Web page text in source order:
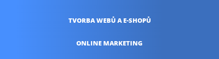
TVORBA WEBŮ A E-SHOPŮ
ONLINE MARKETING